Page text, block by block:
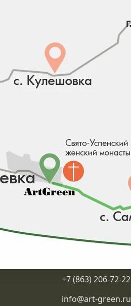
+7 (863) 206-72-22
info@art-green.ru